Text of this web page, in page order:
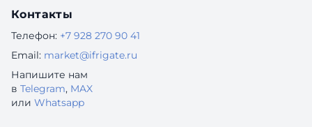
Контакты
Телефон: +7 928 270 90 41
Email: market@ifrigate.ru
Напишите нам
в Telegram, MAX
или Whatsapp